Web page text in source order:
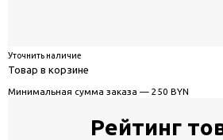
Уточнить наличие
Товар в корзине
Минимальная сумма заказа — 250 BYN
Рейтинг